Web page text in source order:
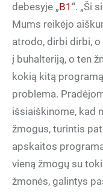
debesyje „B1 “. „Ši
Mums reikėjo
atrodo, dirbi dirbi,
į buhalteriją, o ten
kokią kitą
problema.
išsiaiškinome, kad
žmogus, turintis
apskaitos
vieną žmogų su
žmonės, galintys